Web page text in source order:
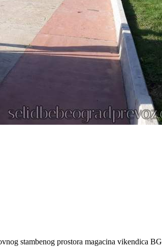
stambenog prostora magacina vikendica BG